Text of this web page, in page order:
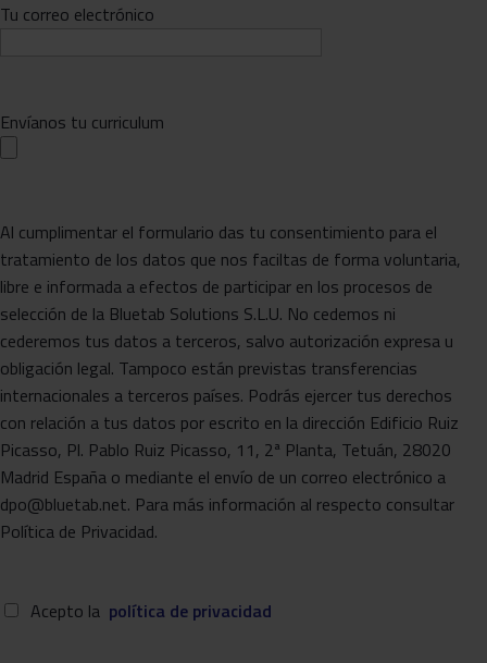
Tu correo electrónico
Envíanos tu curriculum
Al cumplimentar el formulario das tu consentimiento para el
tratamiento de los datos que nos faciltas de forma voluntaria,
libre e informada a efectos de participar en los procesos de
selección de la Bluetab Solutions S.L.U. No cedemos ni
cederemos tus datos a terceros, salvo autorización expresa u
obligación legal. Tampoco están previstas transferencias
internacionales a terceros países. Podrás ejercer tus derechos
con relación a tus datos por escrito en la dirección Edificio Ruiz
Picasso, Pl. Pablo Ruiz Picasso, 11, 2ª Planta, Tetuán, 28020
Madrid España o mediante el envío de un correo electrónico a
dpo@bluetab.net. Para más información al respecto consultar
Política de Privacidad.
Acepto la política de privacidad